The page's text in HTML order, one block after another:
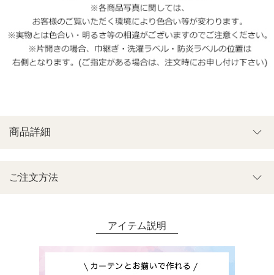
ご注文方法
商品詳細